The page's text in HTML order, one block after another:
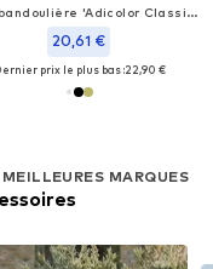
Sac à bandoulière 'Adicolor Classic Festival'
20,61 €
prix le plus bas :22,90 €
MARQUES